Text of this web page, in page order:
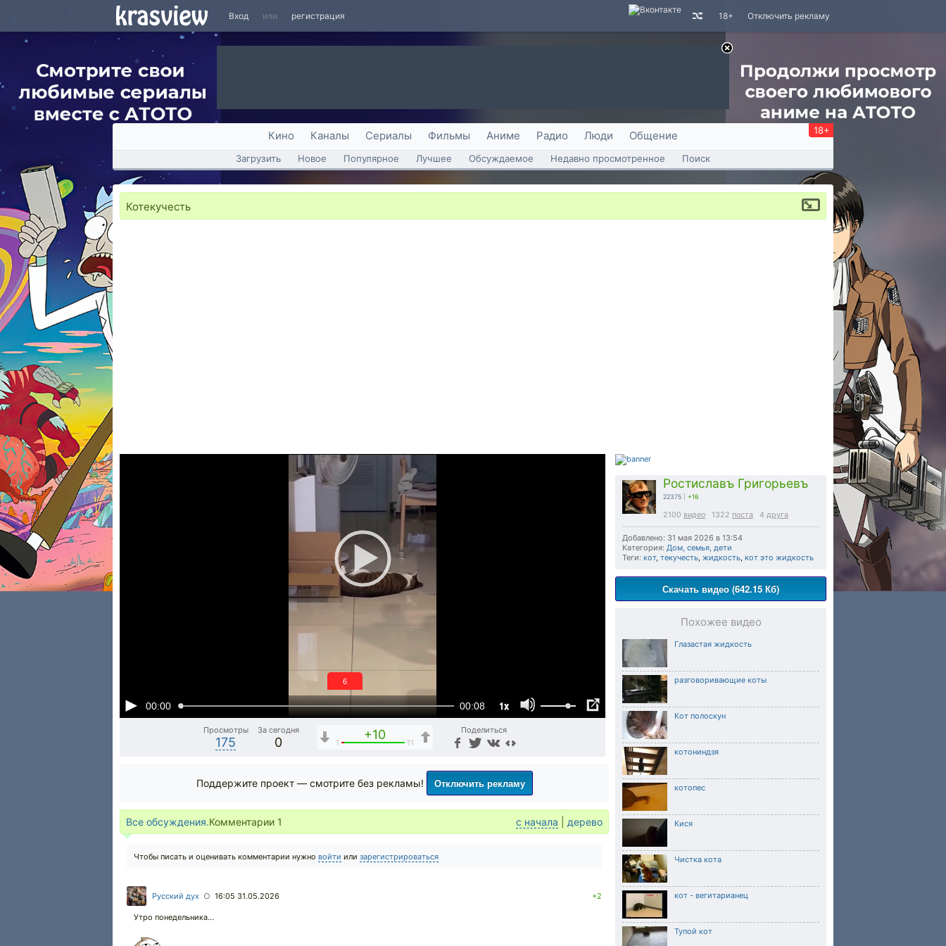
Вход или регистрация Отключить рекламу
18+
Кино Каналы Сериалы Фильмы Аниме Радио Люди Общение 18+
Загрузить Новое Популярное Лучшее Обсуждаемое Недавно просмотренное Поиск
Котекучесть
00:00 00:08 1x
5
Просмотры
175
За сегодня
0
+10
1 11
Поделиться
Ростиславъ Григорьевъ
22375 +16
2100 видео 1322 поста 4 друга
Добавлено: 31 мая 2026 в 13:54
Категория: Дом, семья, дети
Теги: кот, текучесть, жидкость, кот это жидкость
Скачать видео (642.15 Кб)
Похожее видео
Глазастая жидкость
разговоривающие коты
Кот полоскун
котониндзя
котопес
Кися
Чистка кота
кот - вегитарианец
Тупой кот
Поддержите проект — смотрите без рекламы! Отключить рекламу
Все обсуждения.Комментарии 1 с начала дерево
Чтобы писать и оценивать комментарии нужно войти или зарегистрироваться
Русский дух ○ 16:05 31.05.2026 +2
Утро понедельника...